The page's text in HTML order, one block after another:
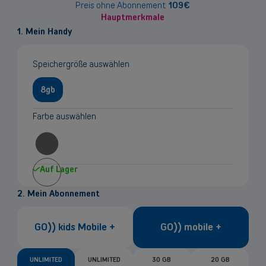
Preis ohne Abonnement 109€
Hauptmerkmale
1. Mein Handy
Speichergröße auswählen
8gb
Farbe auswählen
Auf Lager
2. Mein Abonnement
GO)) kids Mobile + GO)) mobile +
UNLIMITED UNLIMITED 30 GB 20 GB